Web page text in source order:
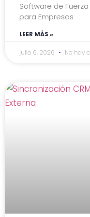
Software de
para Empresas
LEER MÁS »
julio 6, 2026 No hay